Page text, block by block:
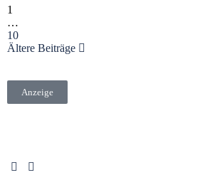
1
…
10
Ältere Beiträge
Anzeige